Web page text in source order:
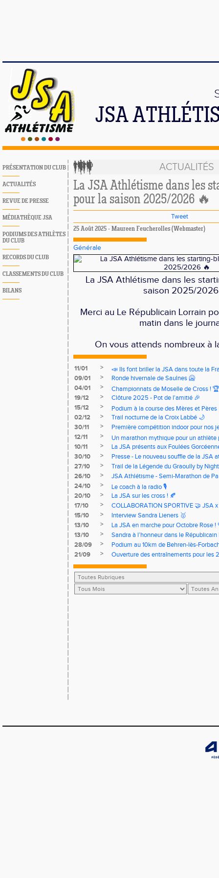
JSA
PRÉSENTATION DU CLUB
ACTUALITÉS
REVUE DE PRESSE
MÉDIATHÈQUE JSA
PODIUMS DES ATHLÈTES
DU CLUB
RECORDS DU CLUB
CLASSEMENTS DU CLUB
BILANS
ACTUALITÉS
La JSA Athlétisme dans les
pour la saison 2025/2026 🔥
Tweet
25 Août 2025 - Maureen Feucherolles (Webmaster)
Générale
La JSA Athlétisme dans les
saison 2025/
Merci au Le Républicain Lorrain
matin dans le
On vous attends nombreux à
11/01 >
📣 Ils font briller la JSA dans toute la
09/01
>
Ronde hivernale de Saulnes 🥶
04/01
>
Championnats de Moselle de Cross ! 🏆
19/12
>
Clôture 2025 - Pot de l'amitié 🎉
15/12
>
Podium à la course des Mères et
02/12
>
Trail nocturne de la Croix Labbé 🌙
30/11
>
Première compétition indoor pour nos
12/11
>
Un marathon mythique pour un
10/11
>
La JSA présents aux Foulées
30/10
>
Presse - Le nouveau souffle de la JSA
27/10
>
Trail de la Légende du Graoully by
26/10
>
JSA Athlétisme - Semi-Marathon de
24/10
>
Le coach à la radio 🎙️
20/10
>
La JSA sur les cross ! 🍂
17/10
>
COLLABORATION SPORTIVE 🤝 JSA
15/10
>
Interview Sandra Lieners 🥇
13/10
>
La JSA en marche pour Octobre Rose !
13/10
>
Sandra à l’honneur dans le Républicain
28/09
>
Podium au 10km de Behren-lès-
21/09
> Ouverture des entraînements pour les